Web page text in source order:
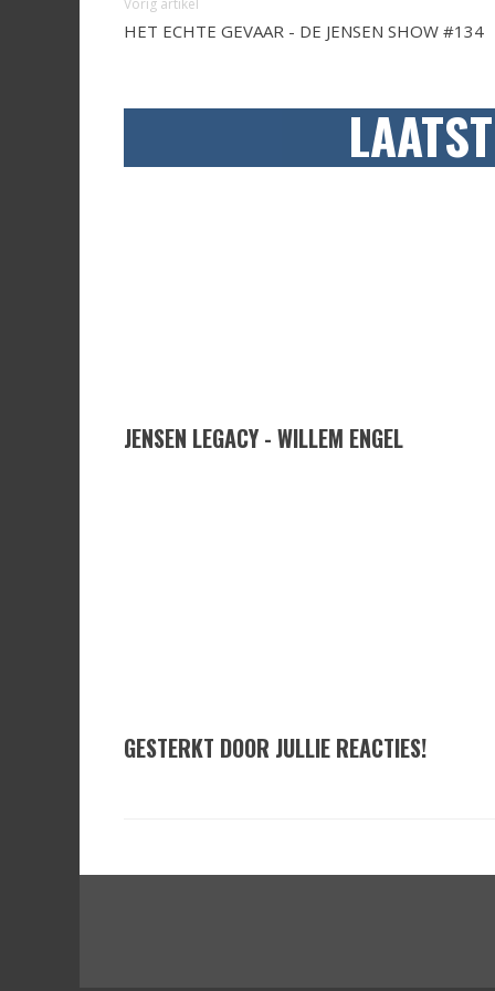
Vorig artikel
HET ECHTE GEVAAR - DE JENSEN SHOW #134
JENSEN LEGACY - WILLEM ENGEL
GESTERKT DOOR JULLIE REACTIES!